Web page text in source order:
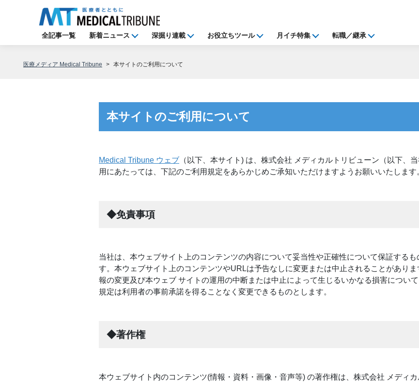
全記事一覧 新着ニュース 深掘り連載 お役立ちツール 月イチ特集 転職／継承
医療メディア Medical Tribune 本サイトのご利用について
本サイトのご利用について
Medical Tribune ウェブ （以下、本サイト) は、株式会社 メディカルトリビューン（以下、
用にあたっては、下記のご利用規定をあらかじめご承知いただけますようお願いいたします
◆免責事項
当社は、本ウェブサイト上のコンテンツの内容について妥当性や正確性について保証する
す。本ウェブサイト上のコンテンツやURLは予告なしに変更または中止されることがあり
報の変更及び本ウェブ サイトの運用の中断または中止によって生じるいかなる損害につい
規定は利用者の事前承諾を得ることなく変更できるものとします。
◆著作権
本ウェブサイト内のコンテンツ(情報・資料・画像・音声等) の著作権は、株式会社 メディ